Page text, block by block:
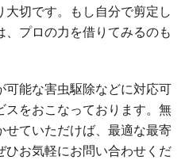
切です。もし自分で剪定し
プロの力を借りてみるのも
能な害虫駆除などに対応可
をおこなっております。無
ていただけば、最適な最寄
ひお気軽にお問い合わせくだ